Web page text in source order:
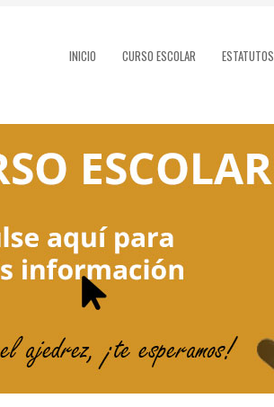
INICIO CURSO ESCOLAR ESTATUTOS